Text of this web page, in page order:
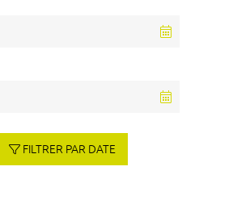
FILTRER PAR DATE